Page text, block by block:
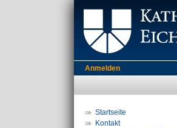
Anmelden
Startseite
Kontakt